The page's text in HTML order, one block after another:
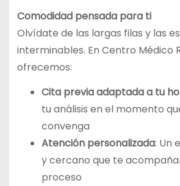
Comodidad pensada para ti
Olvídate de las largas filas y las
interminables. En Centro Médico
ofrecemos:
Cita previa adaptada a tu
tu análisis en el momento
convenga
Atención personalizada: Un
y cercano que te
proceso